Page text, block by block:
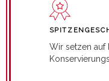
Wir setzen auf